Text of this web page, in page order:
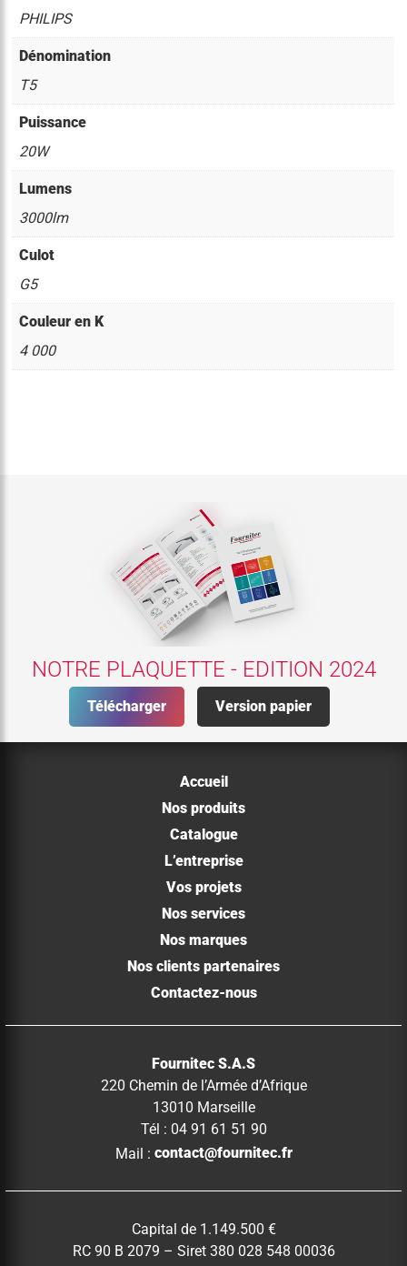
PHILIPS
Dénomination
T5
Puissance
20W
Lumens
3000lm
Culot
G5
Couleur en K
4 000
NOTRE PLAQUETTE - EDITION 2024
Télécharger Version papier
Accueil
Nos produits
Catalogue
L’entreprise
Vos projets
Nos services
Nos marques
Nos clients partenaires
Contactez-nous
Fournitec S.A.S
220 Chemin de l’Armée d’Afrique
13010 Marseille
Tél : 04 91 61 51 90
Mail : contact@fournitec.fr
Capital de 1.149.500 €
RC 90 B 2079 – Siret 380 028 548 00036